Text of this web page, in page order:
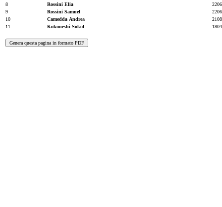
8
Rossini Elia
9
Rossini Samuel
10
Camedda Andrea
11
Kokoneshi Sokol